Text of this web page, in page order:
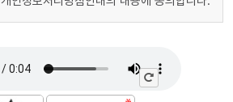
스 신청 등등을 위해 아래와 같은 개인정보를 수집하